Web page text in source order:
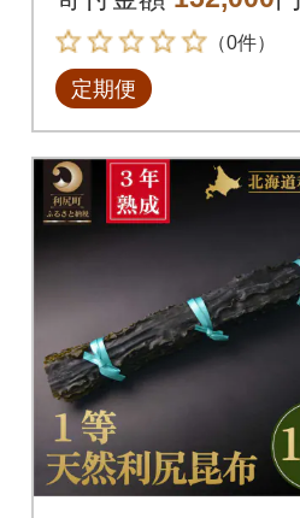
（0件）
定期便